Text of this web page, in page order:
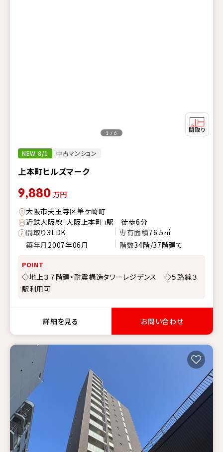
NEW 8/1 中古マンション
上本町ヒルズマーク
1 / 6
9,880 万円
大阪市天王寺区筆ケ崎町
近鉄大阪線「大阪上本町」駅 徒歩6分
間取り3LDK 専有面積76.5㎡
築年月 2007年06月 階数34階/37階建て
POINT
◇地上３７階建・耐震構造タワーレジデンス ◇５路線３
駅利用可
詳細を見る お問い合わせ